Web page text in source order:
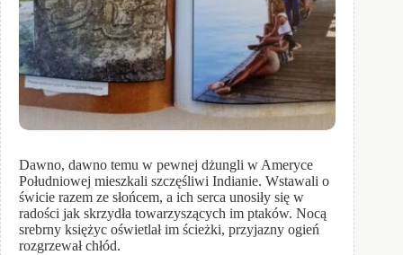
Dawno, dawno temu w pewnej dżungli w Ameryce
Południowej mieszkali szczęśliwi Indianie. Wstawali o
świcie razem ze słońcem, a ich serca unosiły się w
radości jak skrzydła towarzyszących im ptaków. Nocą
srebrny księżyc oświetlał im ścieżki, przyjazny ogień
rozgrzewał chłód.